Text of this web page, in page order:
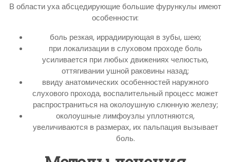
В области уха абсцедирующие большие фурункулы имеют
особенности:
боль резкая, иррадиирующая в зубы, шею;
при локализации в слуховом проходе боль
усиливается при любых движениях челюстью,
оттягивании ушной раковины назад;
ввиду анатомических особенностей наружного
слухового прохода, воспалительный процесс может
распространиться на околоушную слюнную железу;
околоушные лимфоузлы уплотняются,
увеличиваются в размерах, их пальпация вызывает
боль.